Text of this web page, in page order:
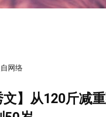
网络
文】从120斤减